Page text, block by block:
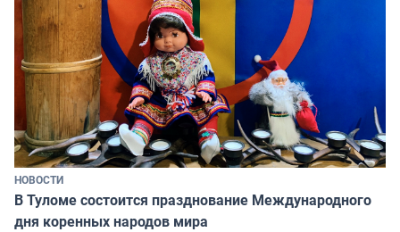
НОВОСТИ
В Туломе состоится празднование Международного
дня коренных народов мира